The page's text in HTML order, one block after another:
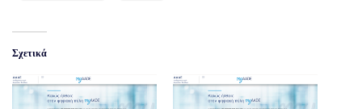
Σχετικά